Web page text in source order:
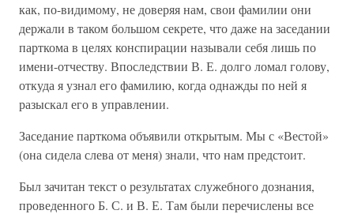
как, по-видимому, не доверяя нам, свои фамилии они
держали в таком большом секрете, что даже на заседании
парткома в целях конспирации называли себя лишь по
имени-отчеству. Впоследствии В. Е. долго ломал голову,
откуда я узнал его фамилию, когда однажды по ней я
разыскал его в управлении.
Заседание парткома объявили открытым. Мы с «Вестой»
(она сидела слева от меня) знали, что нам предстоит.
Был зачитан текст о результатах служебного дознания,
проведенного Б. С. и В. Е. Там были перечислены все